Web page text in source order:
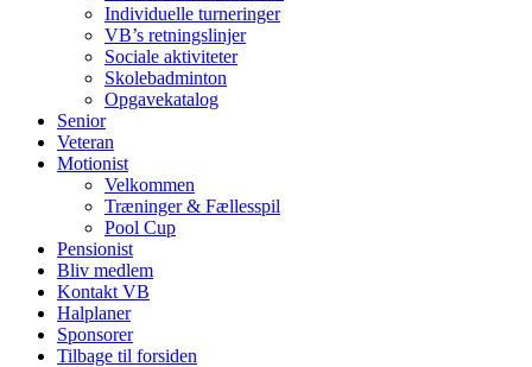
Individuelle turneringer
VB’s retningslinjer
Sociale aktiviteter
Skolebadminton
Opgavekatalog
Senior
Veteran
Motionist
Velkommen
Træninger & Fællesspil
Pool Cup
Pensionist
Bliv medlem
Kontakt VB
Halplaner
Sponsorer
Tilbage til forsiden